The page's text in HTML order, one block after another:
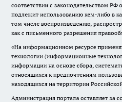
соответствии с законодательством РФ
подлежит использованию кем-либо в
том числе воспроизведению,
как с письменного разрешения
«На информационном ресурсе
технологии (информационные
информации на основе сбора,
относящихся к предпочтениям
находящихся на территории
Администрация портала оставляет за